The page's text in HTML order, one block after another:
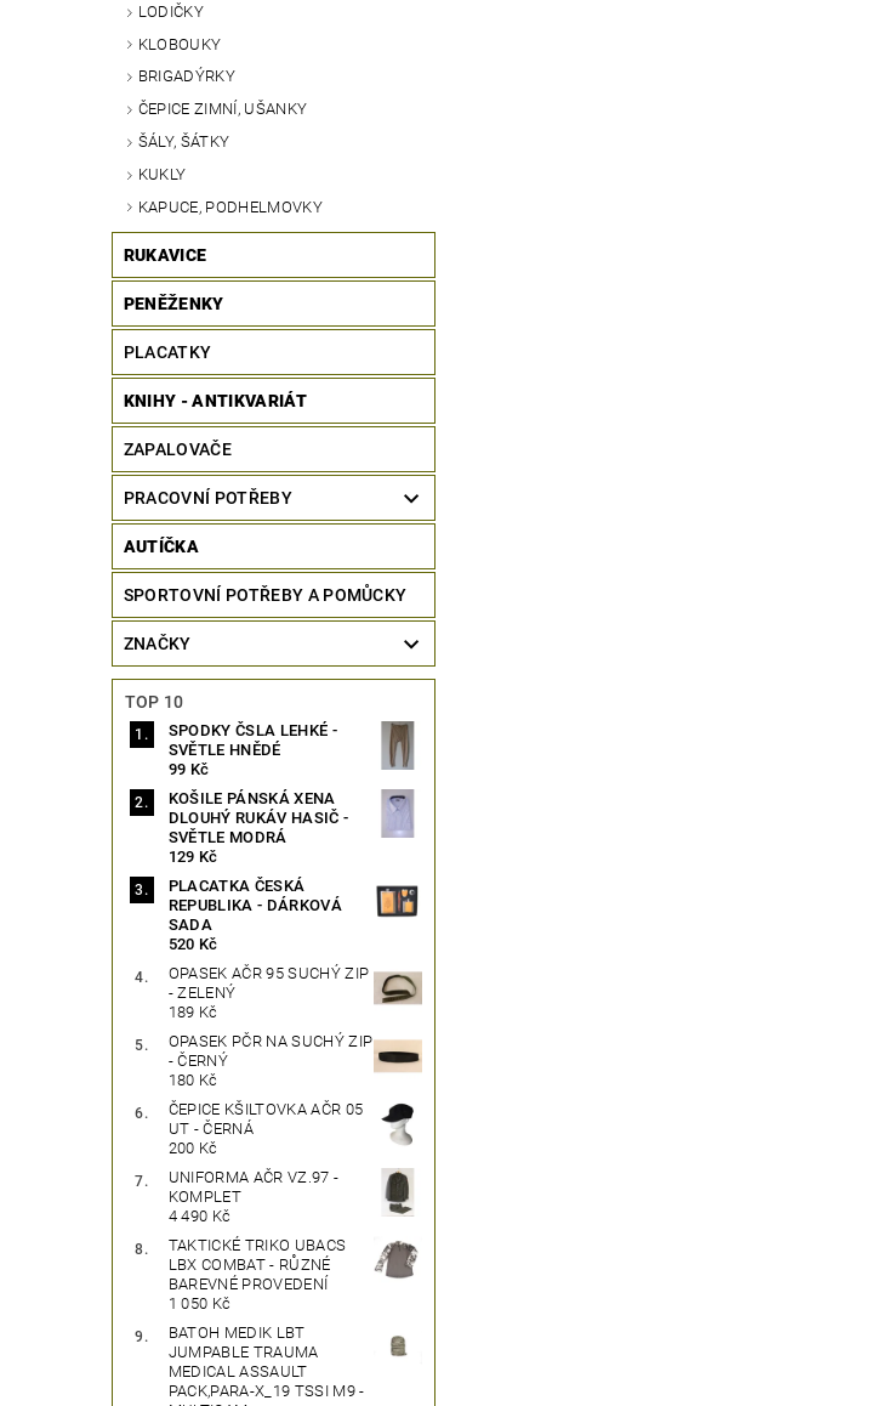
LODIČKY
KLOBOUKY
BRIGADÝRKY
ČEPICE ZIMNÍ, UŠANKY
ŠÁLY, ŠÁTKY
KUKLY
KAPUCE, PODHELMOVKY
RUKAVICE
PENĚŽENKY
PLACATKY
KNIHY - ANTIKVARIÁT
ZAPALOVAČE
PRACOVNÍ POTŘEBY
AUTÍČKA
SPORTOVNÍ POTŘEBY A POMŮCKY
ZNAČKY
TOP 10
SPODKY ČSLA LEHKÉ -
SVĚTLE HNĚDÉ
99 Kč
KOŠILE PÁNSKÁ XENA
DLOUHÝ RUKÁV HASIČ -
SVĚTLE MODRÁ
129 Kč
PLACATKA ČESKÁ
REPUBLIKA - DÁRKOVÁ
SADA
520 Kč
OPASEK AČR 95 SUCHÝ ZIP
- ZELENÝ
189 Kč
OPASEK PČR NA SUCHÝ ZIP
- ČERNÝ
180 Kč
ČEPICE KŠILTOVKA AČR 05
UT - ČERNÁ
200 Kč
UNIFORMA AČR VZ.97 -
KOMPLET
4 490 Kč
TAKTICKÉ TRIKO UBACS
LBX COMBAT - RŮZNÉ
BAREVNÉ PROVEDENÍ
1 050 Kč
BATOH MEDIK LBT
JUMPABLE TRAUMA
MEDICAL ASSAULT
PACK,PARA-X_19 TSSI M9 -